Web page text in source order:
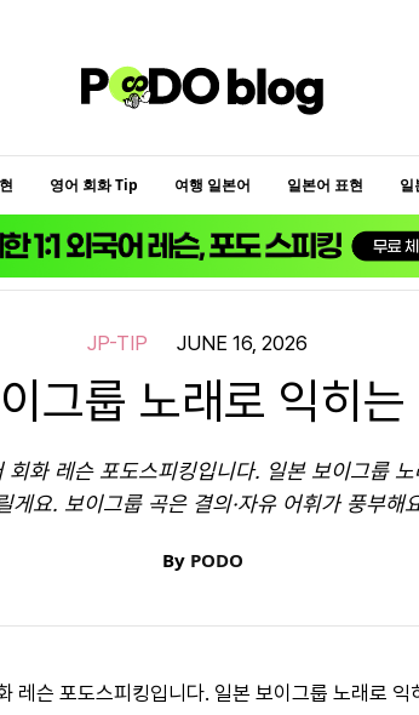
영어 회화 Tip 여행 일본어 일본어 표현 일
JP-TIP JUNE 16, 2026
그룹 노래로 익히는
회화 레슨 포도스피킹입니다. 일본 보이그룹
게요. 보이그룹 곡은 결의·자유 어휘가 풍부해
By PODO
레슨 포도스피킹입니다. 일본 보이그룹 노래로